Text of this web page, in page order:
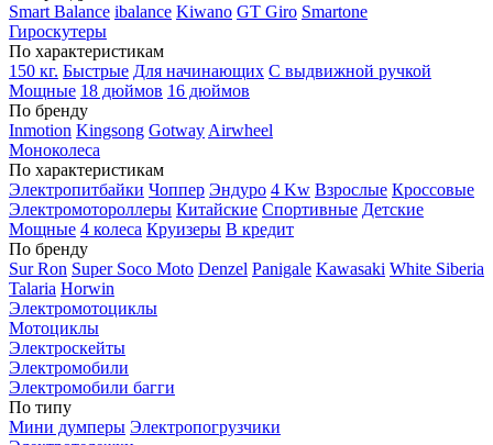
Smart Balance ibalance Kiwano GT Giro Smartone
Гироскутеры
По характеристикам
150 кг. Быстрые Для начинающих С выдвижной ручкой
Мощные 18 дюймов 16 дюймов
По бренду
Inmotion Kingsong Gotway Airwheel
Моноколеса
По характеристикам
Электропитбайки Чоппер Эндуро 4 Kw Взрослые Кроссовые
Электромотороллеры Китайские Спортивные Детские
Мощные 4 колеса Круизеры В кредит
По бренду
Sur Ron Super Soco Moto Denzel Panigale Kawasaki White Siberia
Talaria Horwin
Электромотоциклы
Мотоциклы
Электроскейты
Электромобили
Электромобили багги
По типу
Мини думперы Электропогрузчики